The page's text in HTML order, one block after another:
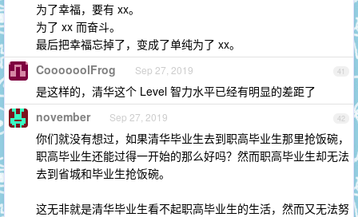
为了幸福，要有 xx。
为了 xx 而奋斗。
最后把幸福忘掉了，变成了单纯为了 xx。
41
CoooooolFrog Sep 27, 2019
是这样的，清华这个 Level 智力水平已经有明显的差距了
42
november Sep 27, 2019
你们就没有想过，如果清华毕业生去到职高毕业生那里抢饭碗，
职高毕业生还能过得一开始的那么好吗？然而职高毕业生却无法
去到省城和毕业生抢饭碗。
这无非就是清华毕业生看不起职高毕业生的生活，然而又无法努